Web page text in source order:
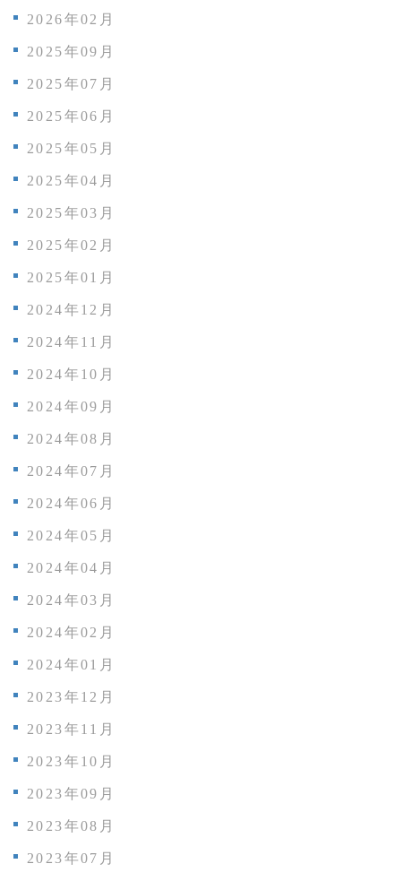
2026年02月
2025年09月
2025年07月
2025年06月
2025年05月
2025年04月
2025年03月
2025年02月
2025年01月
2024年12月
2024年11月
2024年10月
2024年09月
2024年08月
2024年07月
2024年06月
2024年05月
2024年04月
2024年03月
2024年02月
2024年01月
2023年12月
2023年11月
2023年10月
2023年09月
2023年08月
2023年07月